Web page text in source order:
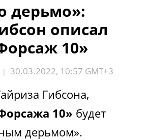
дерьмо»:
описал
10»
| 30.03.2022, 10:57 GMT+3
Гибсона,
10» будет
дерьмом».